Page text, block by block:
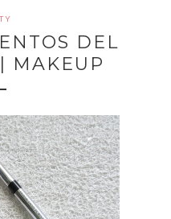
DEL
MAKEUP